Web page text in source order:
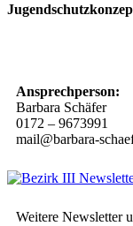
Ansprechperson:
Barbara Schäfer
0172 – 9673991
mail@barbara-
Weitere Newsletter